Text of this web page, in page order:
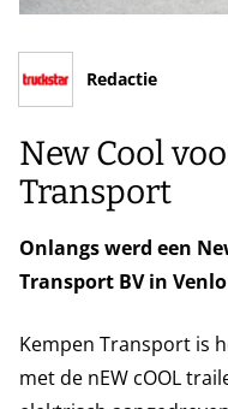
Redactie
New Cool
Transport
Onlangs werd een
Transport BV in
Kempen Transport is
met de nEW cOOL